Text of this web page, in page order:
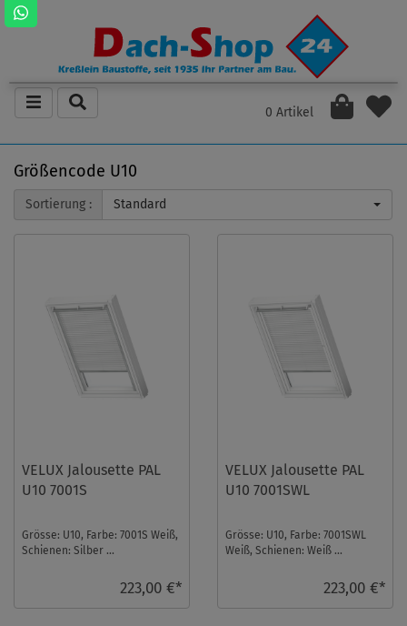
0 Artikel
Größencode U10
Sortierung : Standard
VELUX Jalousette PAL
U10 7001S
Grösse: U10, Farbe: 7001S Weiß,
Schienen: Silber ...
223,00 €*
VELUX Jalousette PAL
U10 7001SWL
Grösse: U10, Farbe: 7001SWL
Weiß, Schienen: Weiß ...
223,00 €*